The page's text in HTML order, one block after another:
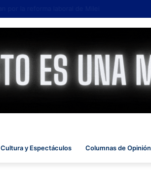
Cultura y Espectáculos Columnas de Opinión